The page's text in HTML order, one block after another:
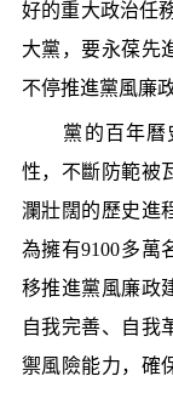
好的重大政治任
大黨，要永葆先
不停推進黨風廉
黨的百年曆史
性，不斷防範被
瀾壯闊的歷史進
為擁有9100多萬
移推進黨風廉政
自我完善、自我
禦風險能力，確